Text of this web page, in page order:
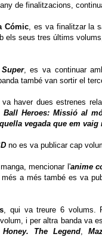
de finalitzacions,
Cómic, es va finalitzar la
els seus tres últims
, es va continuar
també van sortir el
haver dues estrenes
Ball Heroes: Missió al
vegada que em vaig
no es va publicar cap
mencionar l'anime
a més també es va
, qui va treure 6 volums.
i per altra banda va
Honey. The Legend,